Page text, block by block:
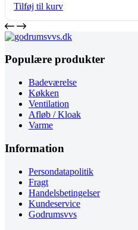
Tilføj til kurv
Populære produkter
Badeværelse
Køkken
Ventilation
Afløb / Kloak
Varme
Information
Persondatapolitik
Fragt
Handelsbetingelser
Kundeservice
Godrumsvvs